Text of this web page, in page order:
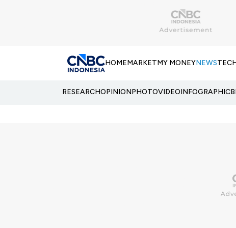
HOMEMARKETMY MONEYNEWS
RESEARCHOPINIONPHOTOVIDEOINFOGRAPHIC